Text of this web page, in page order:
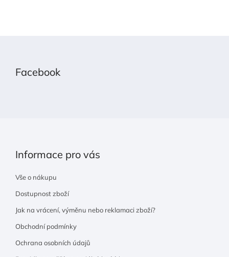
Facebook
Informace pro vás
Vše o nákupu
Dostupnost zboží
Jak na vrácení, výměnu nebo reklamaci zboží?
Obchodní podmínky
Ochrana osobních údajů